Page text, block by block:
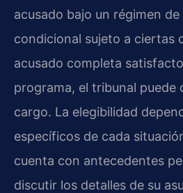
acusado bajo un régimen
condicional sujeto a ciertas
acusado completa
programa, el tribunal puede
cargo. La elegibilidad
específicos de cada
cuenta con antecedentes
discutir los detalles de su